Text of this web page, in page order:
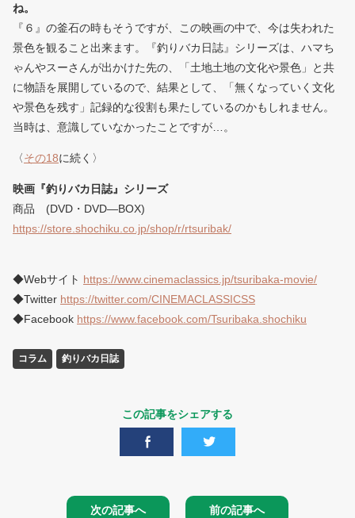
ね。
『６』の釜石の時もそうですが、この映画の中で、今は失われた
景色を観ること出来ます。『釣りバカ日誌』シリーズは、ハマち
ゃんやスーさんが出かけた先の、「土地土地の文化や景色」と共
に物語を展開しているので、結果として、「無くなっていく文化
や景色を残す」記録的な役割も果たしているのかもしれません。
当時は、意識していなかったことですが…。
〈その18に続く〉
映画『釣りバカ日誌』シリーズ
商品 (DVD・DVD―BOX)
https://store.shochiku.co.jp/shop/r/rtsuribak/
◆Webサイト https://www.cinemaclassics.jp/tsuribaka-movie/
◆Twitter https://twitter.com/CINEMACLASSICSS
◆Facebook https://www.facebook.com/Tsuribaka.shochiku
コラム 釣りバカ日誌
この記事をシェアする
次の記事へ 前の記事へ